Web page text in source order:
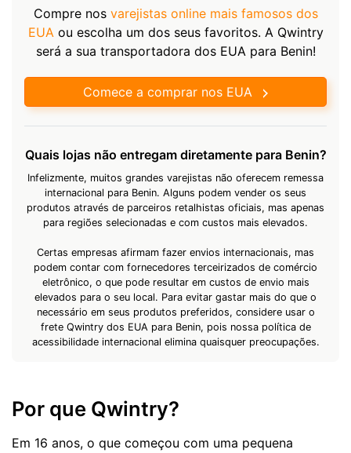
Compre nos varejistas online mais famosos dos
EUAou escolha um dos seus favoritos. A Qwintry
será a sua transportadora dos EUA para Benin!
Comece a comprar nos EUA
Quais lojas não entregam diretamente para Benin?
Infelizmente, muitos grandes varejistas não oferecem remessa
internacional para Benin. Alguns podem vender os seus
produtos através de parceiros retalhistas oficiais, mas apenas
para regiões selecionadas e com custos mais elevados.
Certas empresas afirmam fazer envios internacionais, mas
podem contar com fornecedores terceirizados de comércio
eletrônico, o que pode resultar em custos de envio mais
elevados para o seu local. Para evitar gastar mais do que o
necessário em seus produtos preferidos, considere usar o
frete Qwintry dos EUA para Benin, pois nossa política de
acessibilidade internacional elimina quaisquer preocupações.
Por que Qwintry?
Em 16 anos, o que começou com uma pequena